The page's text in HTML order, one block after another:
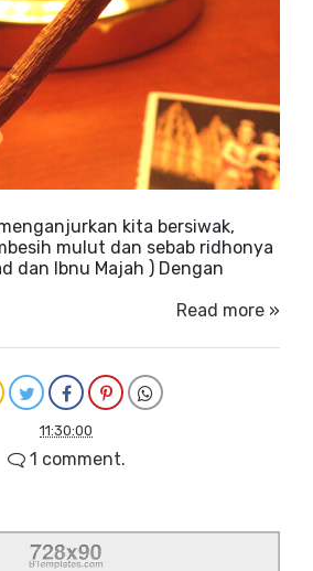
kita bersiwak,
mulut dan sebab ridhonya
dan Ibnu Majah ) Dengan
Read more »
11:30:00
1 comment.